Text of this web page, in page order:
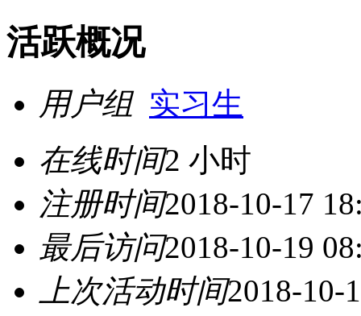
活跃概况
用户组 实习生
在线时间2 小时
注册时间2018-10-17
最后访问2018-10-19
上次活动时间2018-10-